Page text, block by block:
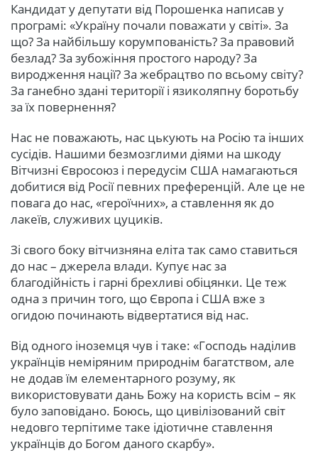
Кандидат у депутати від Порошенка написав у
програмі: «Україну почали поважати у світі». За
що? За найбільшу корумпованість? За правовий
безлад? За зубожіння простого народу? За
виродження нації? За жебрацтво по всьому світу?
За ганебно здані території і язиколяпну боротьбу
за їх повернення?
Нас не поважають, нас цькують на Росію та інших
сусідів. Нашими безмозглими діями на шкоду
Вітчизні Євросоюз і передусім США намагаються
добитися від Росії певних преференцій. Але це не
повага до нас, «героїчних», а ставлення як до
лакеїв, служивих цуциків.
Зі свого боку вітчизняна еліта так само ставиться
до нас – джерела влади. Купує нас за
благодійність і гарні брехливі обіцянки. Це теж
одна з причин того, що Європа і США вже з
огидою починають відвертатися від нас.
Від одного іноземця чув і таке: «Господь наділив
українців неміряним природнім багатством, але
не додав їм елементарного розуму, як
використовувати дань Божу на користь всім – як
було заповідано. Боюсь, що цивілізований світ
недовго терпітиме таке ідіотичне ставлення
українців до Богом даного скарбу».